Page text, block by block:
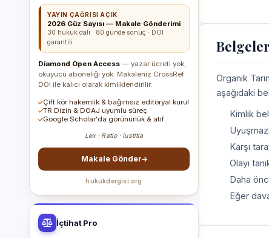
YAYIN ÇAĞRISI AÇIK
2026 Güz Sayısı — Makale Gönderimi
30 hukuk dalı · 80 günde sonuç · DOI
garantili
Diamond Open Access — yazar ücreti yok,
okuyucu aboneliği yok. Makaleniz CrossRef
DOI ile kalıcı olarak kimliklendirilir.
Çift kör hakemlik & bağımsız editöryal kurul
TR Dizin & DOAJ uyumlu süreç
Google Scholar'da görünürlük & atıf
Lex · Ratio · Iustitia
Makale Gönder
hukukdergisi.org
İçtihat Pro
Organik
aşağıdaki
Kimlik
Karşı
Olayı
Daha
Eğer